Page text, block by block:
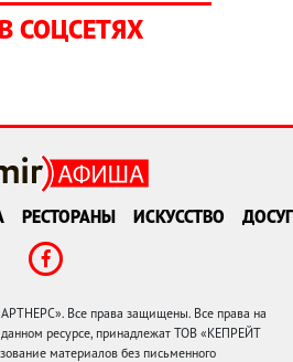
СОЦСЕТЯХ
РЕСТОРАНЫ ИСКУССТВО ДОСУГ
Все права защищены. Все права на
ресурсе, принадлежат ТОВ «КЕПРЕЙТ
материалов без письменного